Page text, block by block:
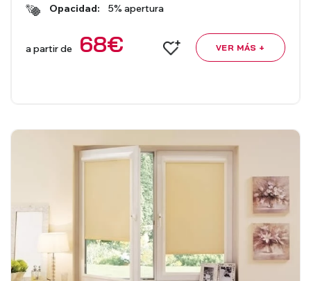
Opacidad:
5% apertura
a partir de 68€ VER MÁS +